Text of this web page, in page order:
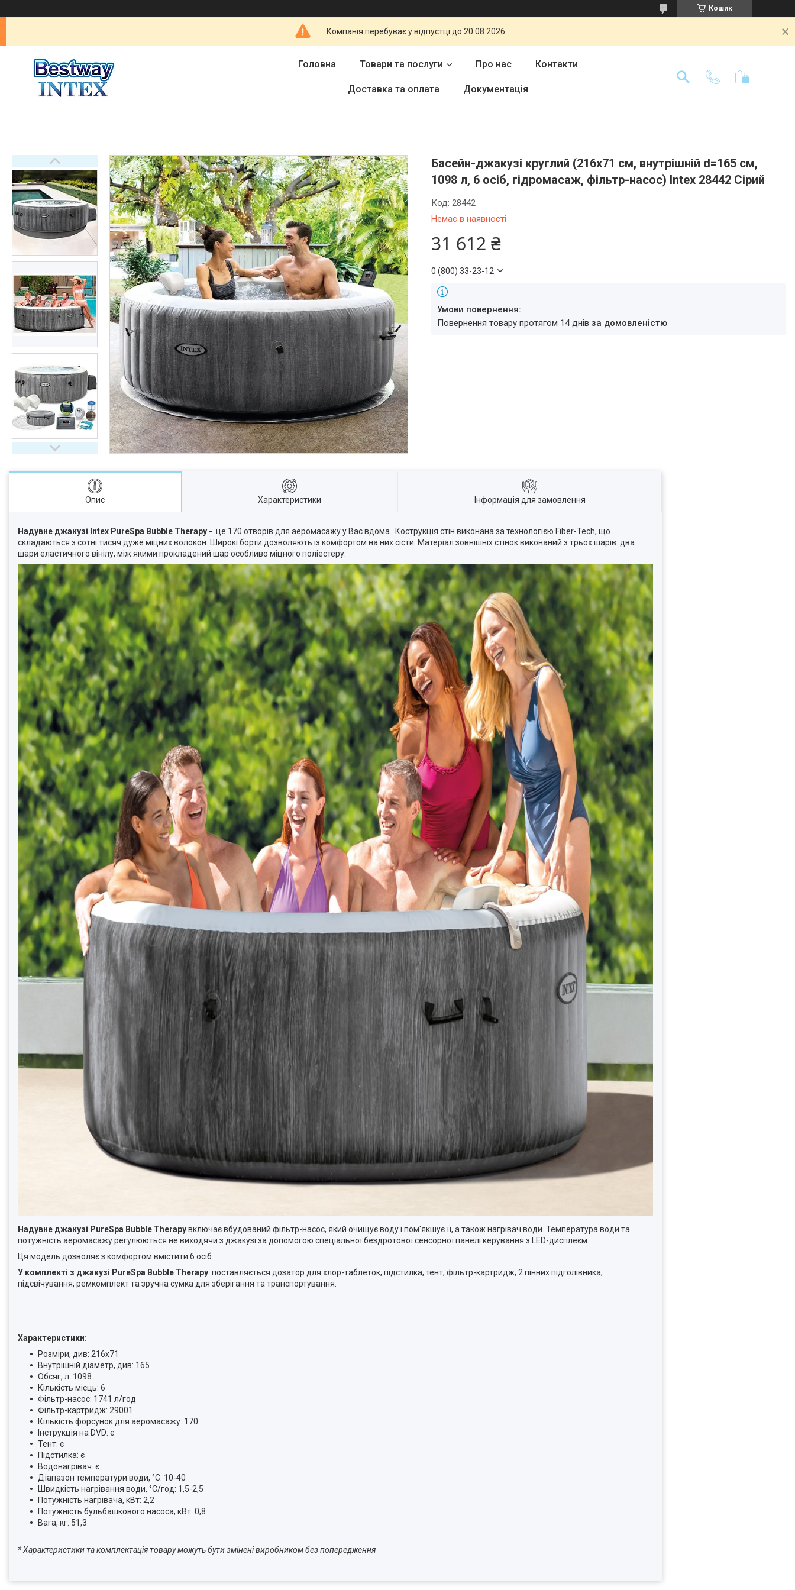
Кошик
Компанія перебуває у відпустці до 20.08.2026.
Головна Товари та послуги Про нас Контакти
Доставка та оплата Документація
Басейн-джакузі круглий (216х71 см, внутрішній d=165 см,
1098 л, 6 осіб, гідромасаж, фільтр-насос) Intex 28442 Сірий
Немає в наявності
Код:28442
31 612 ₴
0 (800) 33-23-12
повернення товару протягом 14 днівза домовленістю
Опис Характеристики Інформація для замовлення
Надувне джакузі Intex PureSpa Bubble Therapy - це 170 отворів для аеромасажу у Вас вдома. Кострукція стін виконана за технологією Fiber-Tech, що
складаються з сотні тисяч дуже міцних волокон. Широкі борти дозволяють із комфортом на них сісти. Матеріал зовнішніх стінок виконаний з трьох шарів: два
шари еластичного вінілу, між якими прокладений шар особливо міцного поліестеру.
Надувне джакузі PureSpa Bubble Therapyвключає вбудований фільтр-насос, який очищує воду і пом'якшує її, а також нагрівач води. Температура води та
потужність аеромасажу регулюються не виходячи з джакузі за допомогою спеціальної бездротової сенсорної панелі керування з LED-дисплеєм.
Ця модель дозволяє з комфортом вмістити 6 осіб.
У комплекті з джакузі PureSpa Bubble Therapy поставляється дозатор для хлор-таблеток, підстилка, тент, фільтр-картридж, 2 пінних підголівника,
підсвічування, ремкомплект та зручна сумка для зберігання та транспортування.
Характеристики:
Розміри, див: 216х71
Внутрішній діаметр, див: 165
Обсяг, л: 1098
Кількість місць: 6
Фільтр-насос: 1741 л/год
Фільтр-картридж: 29001
Кількість форсунок для аеромасажу: 170
Інструкція на DVD: є
Тент: є
Підстилка: є
Водонагрівач: є
Діапазон температури води, °С: 10-40
Швидкість нагрівання води, °С/год: 1,5-2,5
Потужність нагрівача, кВт: 2,2
Потужність бульбашкового насоса, кВт: 0,8
Вага, кг: 51,3
* Характеристики та комплектація товару можуть бути змінені виробником без попередження